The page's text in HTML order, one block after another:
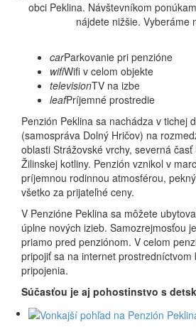
obci Peklina. Návštevníkom
nájdete nižšie. Vyberáme
carParkovanie pri penzióne
wifiWifi v celom objekte
televisionTV na izbe
leafPríjemné prostredie
Penzión Peklina sa nachádza v tichej
(samospráva Dolný Hričov) na
oblasti Strážovské vrchy, severná
Žilinskej kotliny. Penzión vznikol v
príjemnou rodinnou atmosférou,
všetko za prijateľné ceny.
V Penzióne Peklina sa môžete
úplne nových izieb. Samozrejmosťou
priamo pred penziónom. V celom
pripojiť sa na internet prostredníctvom
pripojenia.
Súčasťou je aj pohostinstvo s